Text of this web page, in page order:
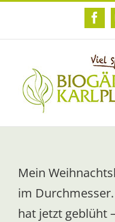
Zum
Mein
im
hat jetzt geblüht